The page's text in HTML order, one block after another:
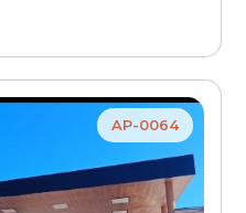
AP-0064